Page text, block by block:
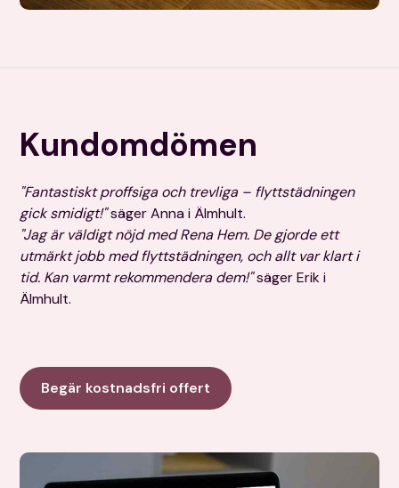
Kundomdömen
"Fantastiskt proffsiga och trevliga – flyttstädningen
gick smidigt!"säger Anna i Älmhult.
"Jag är väldigt nöjd med Rena Hem. De gjorde ett
utmärkt jobb med flyttstädningen, och allt var klart i
tid. Kan varmt rekommendera dem!"säger Erik i
Älmhult.
Begär kostnadsfri offert